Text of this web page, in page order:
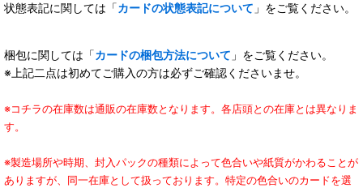
状態表記に関しては「カードの状態表記について 」をご覧ください。
梱包に関しては「カードの梱包方法について 」をご覧ください。
※上記二点は初めてご購入の方は必ずご確認くださいませ。
※コチラの在庫数は通販の在庫数となります。各店頭との在庫とは異なりま
す。
※製造場所や時期、封入パックの種類によって色合いや紙質がかわることが
ありますが、同一在庫として扱っております。特定の色合いのカードを選